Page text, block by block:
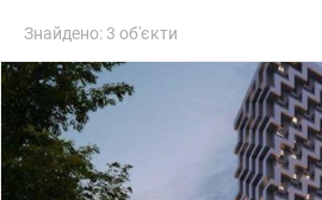
Знайдено: 3 об'єкти